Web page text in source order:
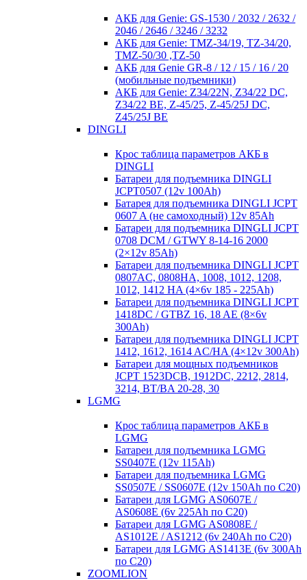
АКБ для Genie: GS-1530 / 2032 / 2632 /
2046 / 2646 / 3246 / 3232
АКБ для Genie: TMZ-34/19, TZ-34/20,
TMZ-50/30 ,TZ-50
АКБ для Genie GR-8 / 12 / 15 / 16 / 20
(мобильные подъемники)
АКБ для Genie: Z34/22N, Z34/22 DC,
Z34/22 BE, Z-45/25, Z-45/25J DC,
Z45/25J BE
DINGLI
Крос таблица параметров АКБ в
DINGLI
Батареи для подъемника DINGLI
JCPT0507 (12v 100Ah)
Батарея для подъемника DINGLI JCPT
0607 A (не самоходный) 12v 85Ah
Батареи для подъемника DINGLI JCPT
0708 DCM / GTWY 8-14-16 2000
(2×12v 85Ah)
Батареи для подъемника DINGLI JCPT
0807AC, 0808HA, 1008, 1012, 1208,
1012, 1412 HA (4×6v 185 - 225Ah)
Батареи для подъемника DINGLI JCPT
1418DC / GTBZ 16, 18 AE (8×6v
300Ah)
Батареи для подъемника DINGLI JCPT
1412, 1612, 1614 AC/HA (4×12v 300Ah)
Батареи для мощных подъемников
JCPT 1523DCB, 1912DC, 2212, 2814,
3214, BT/BA 20-28, 30
LGMG
Крос таблица параметров АКБ в
LGMG
Батареи для подъемника LGMG
SS0407E (12v 115Ah)
Батареи для подъемника LGMG
SS0507E / SS0607E (12v 150Ah по С20)
Батареи для LGMG AS0607E /
AS0608E (6v 225Ah по С20)
Батареи для LGMG AS0808E /
AS1012E / AS1212 (6v 240Ah по С20)
Батареи для LGMG AS1413E (6v 300Ah
по С20)
ZOOMLION